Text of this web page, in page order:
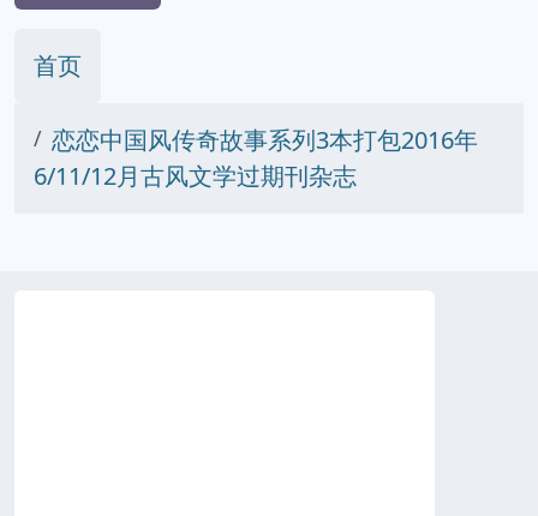
首页
恋恋中国风传奇故事系列3本打包2016年
6/11/12月古风文学过期刊杂志